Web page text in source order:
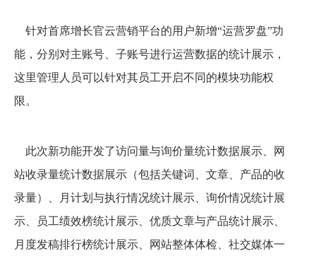
针对首席增长官云营销平台的用户新增“运营罗盘”功
能，分别对主账号、子账号进行运营数据的统计展示，
这里管理人员可以针对其员工开启不同的模块功能权
限。
此次新功能开发了访问量与询价量统计数据展示、网
站收录量统计数据展示（包括关键词、文章、产品的收
录量）、月计划与执行情况统计展示、询价情况统计展
示、员工绩效榜统计展示、优质文章与产品统计展示、
月度发稿排行榜统计展示、网站整体体检、社交媒体一